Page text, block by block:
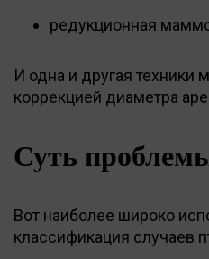
редукционная
И одна и другая техники
коррекцией диаметра
Суть
Вот наиболее широко
классификация случаев